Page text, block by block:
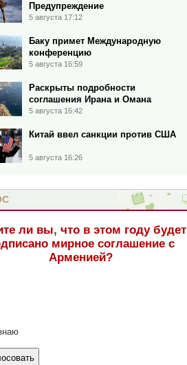
Предупреждение
5 августа 17:12
Баку примет Международную
конференцию
5 августа 16:59
Раскрыты подробности
соглашения Ирана и Омана
5 августа 16:42
Китай ввел санкции против США
5 августа 16:26
ли вы, что в этом году будет
мирное соглашение с
Арменией?